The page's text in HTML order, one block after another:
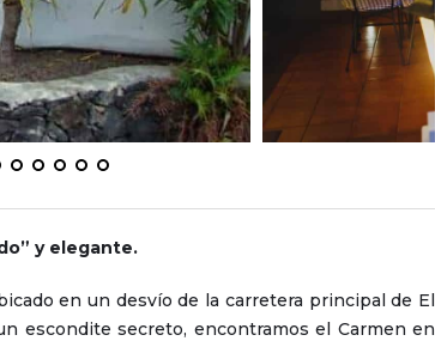
y elegante.
en un desvío de la carretera principal de El
escondite secreto, encontramos el Carmen en